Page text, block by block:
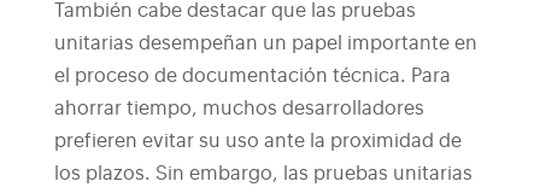
También cabe destacar que las pruebas
unitarias desempeñan un papel importante en
el proceso de documentación técnica. Para
ahorrar tiempo, muchos desarrolladores
prefieren evitar su uso ante la proximidad de
los plazos. Sin embargo, las pruebas unitarias